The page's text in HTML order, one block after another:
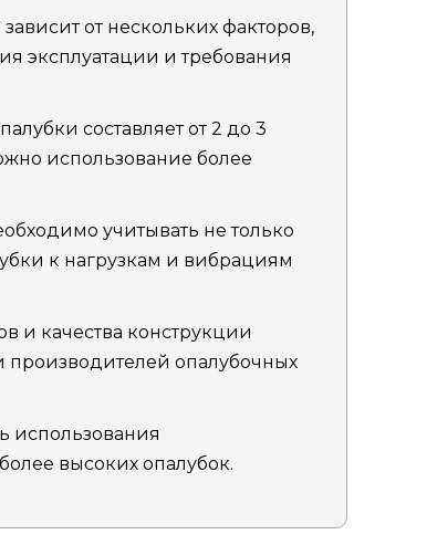
от нескольких факторов,
эксплуатации и требования
составляет от 2 до 3
использование более
учитывать не только
к нагрузкам и вибрациям
и качества конструкции
опалубочных
использования
высоких опалубок.